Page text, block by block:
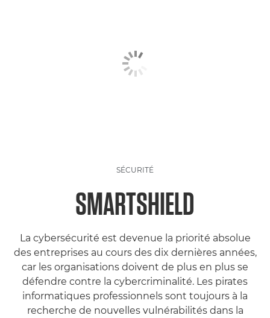
SÉCURITÉ
SMARTSHIELD
La cybersécurité est devenue la priorité absolue
des entreprises au cours des dix dernières années,
car les organisations doivent de plus en plus se
défendre contre la cybercriminalité. Les pirates
informatiques professionnels sont toujours à la
recherche de nouvelles vulnérabilités dans la